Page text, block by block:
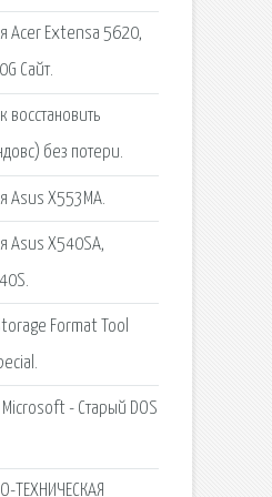
Acer Extensa 5620,
Сайт.
восстановить
без потери.
Asus X553MA.
Asus X540SA,
Format Tool
- Старый DOS
ТЕХНИЧЕСКАЯ